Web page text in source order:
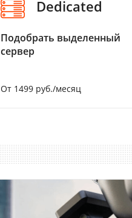
Dedicated
Подобрать выделенный
сервер
От 1499 руб./месяц